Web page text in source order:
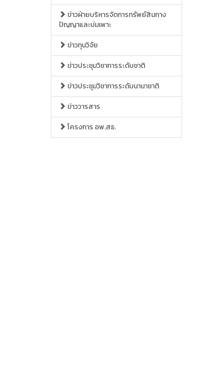
ข่าวฝ่ายบริหารจัดการทรัพย์สินทาง
ปัญญาและบ่มเพาะ
ข่าวทุนวิจัย
ข่าวประชุมวิชาการระดับชาติ
ข่าวประชุมวิชาการระดับนานาชาติ
ข่าววารสาร
โครงการ อพ.สธ.